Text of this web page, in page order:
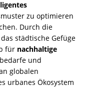
zu optimieren
Durch die
städtische Gefüge
für nachhaltige
und
globalen
urbanes Ökosystem